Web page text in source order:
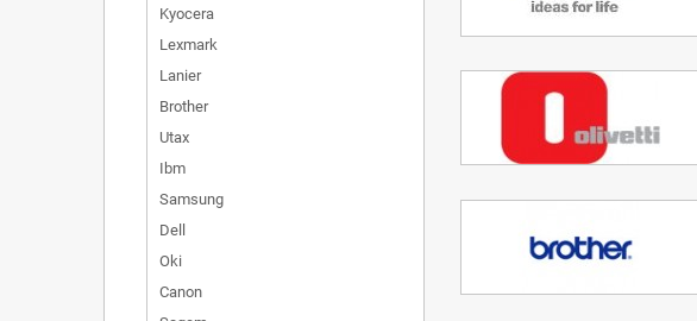
Kyocera
Lexmark
Lanier
Brother
Utax
Ibm
Samsung
Dell
Oki
Canon